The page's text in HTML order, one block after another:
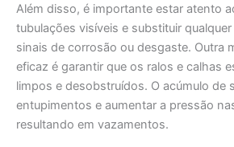
Além disso, é importante estar atento
tubulações visíveis e substituir
sinais de corrosão ou desgaste. Outra
eficaz é garantir que os ralos e calhas
limpos e desobstruídos. O acúmulo de
entupimentos e aumentar a pressão
resultando em vazamentos.